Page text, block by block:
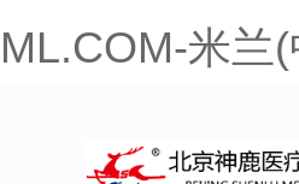
ML.COM-米兰